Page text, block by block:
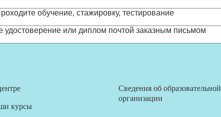
обучение, стажировку, тестирование
удостоверение или диплом почтой заказным письмом
курсы
Сведения об образовательной
организации